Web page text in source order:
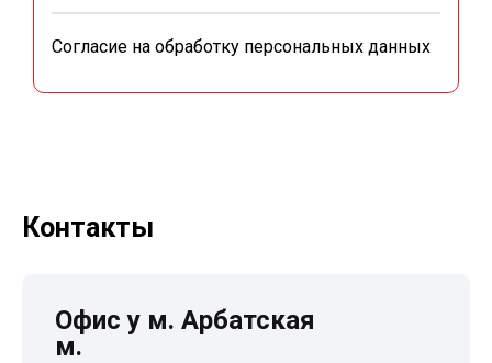
Согласие на обработку персональных данных
Контакты
Офис у м. Арбатская
м.